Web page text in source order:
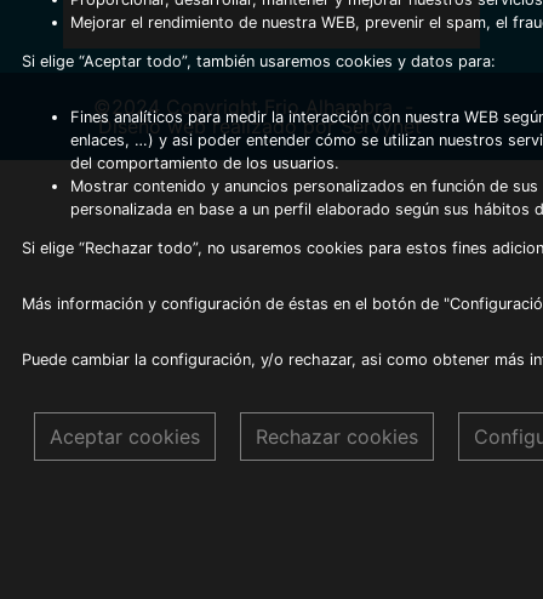
©2024 Copyright Frio Alhambra
Diseño web realizado por Servynet
Mejorar el rendimiento de nuestra WEB, prevenir el spam, el
Si elige “Aceptar todo”, también usaremos cookies y datos para:
Fines analíticos para medir la interacción con nuestra WEB
enlaces, …) y asi poder entender cómo se utilizan nuestros
del comportamiento de los usuarios.
Mostrar contenido y anuncios personalizados en función de
personalizada en base a un perfil elaborado según sus hábitos
Si elige “Rechazar todo”, no usaremos cookies para estos fines
Más información y configuración de éstas en el botón de
Puede cambiar la configuración, y/o rechazar, asi como obtener más
Aceptar cookies Rechazar cookies